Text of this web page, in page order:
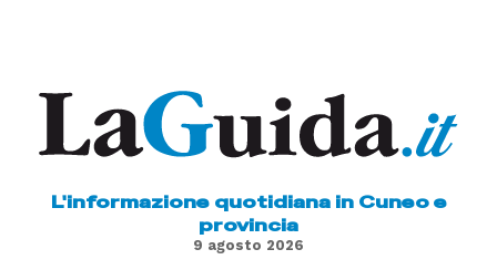
L'informazione quotidiana in Cuneo e
provincia
9 agosto 2026